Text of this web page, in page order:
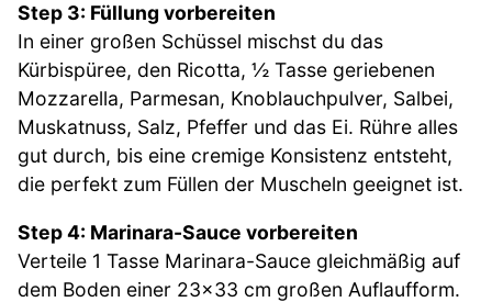
Step 3: Füllung vorbereiten
In einer großen Schüssel mischst du das
Kürbispüree, den Ricotta, ½ Tasse geriebenen
Mozzarella, Parmesan, Knoblauchpulver, Salbei,
Muskatnuss, Salz, Pfeffer und das Ei. Rühre alles
gut durch, bis eine cremige Konsistenz entsteht,
die perfekt zum Füllen der Muscheln geeignet ist.
Step 4: Marinara-Sauce vorbereiten
Verteile 1 Tasse Marinara-Sauce gleichmäßig auf
dem Boden einer 23×33 cm großen Auflaufform.